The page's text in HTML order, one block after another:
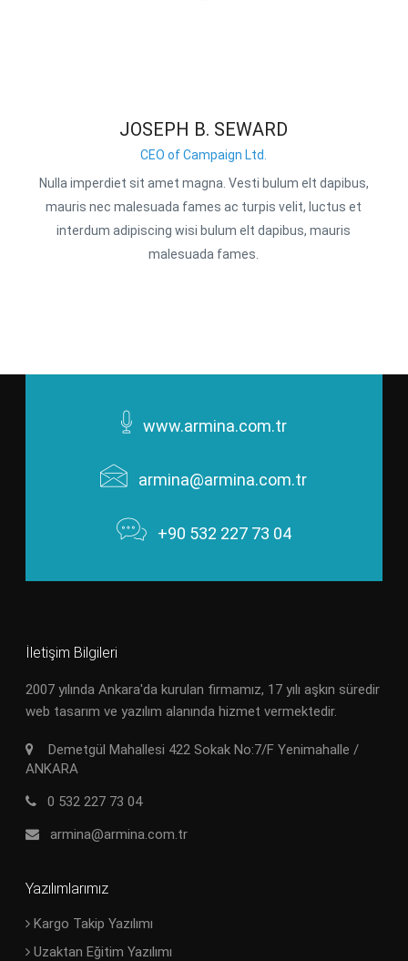
JOSEPH B. SEWARD
CEO of Campaign Ltd.
Nulla imperdiet sit amet magna. Vesti bulum elt dapibus,
mauris nec malesuada fames ac turpis velit, luctus et
interdum adipiscing wisi bulum elt dapibus, mauris
malesuada fames.
www.armina.com.tr
armina@armina.com.tr
+90 532 227 73 04
İletişim Bilgileri
2007 yılında Ankara'da kurulan firmamız, 17 yılı aşkın süredir
web tasarım ve yazılım alanında hizmet vermektedir.
Demetgül Mahallesi 422 Sokak No:7/F Yenimahalle /
ANKARA
0 532 227 73 04
armina@armina.com.tr
Yazılımlarımız
Kargo Takip Yazılımı
Uzaktan Eğitim Yazılımı